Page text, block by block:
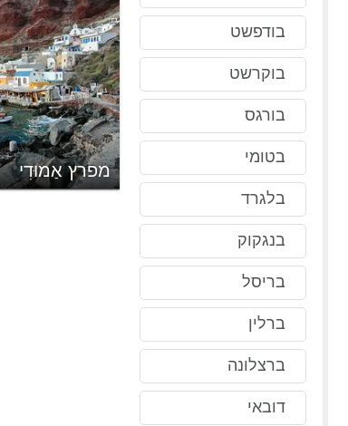
בודפשט
בוקרשט
בורגס
בטומי
בלגרד
בנגקוק
בריסל
ברלין
ברצלונה
דובאי
מפרץ אַמוּדִי